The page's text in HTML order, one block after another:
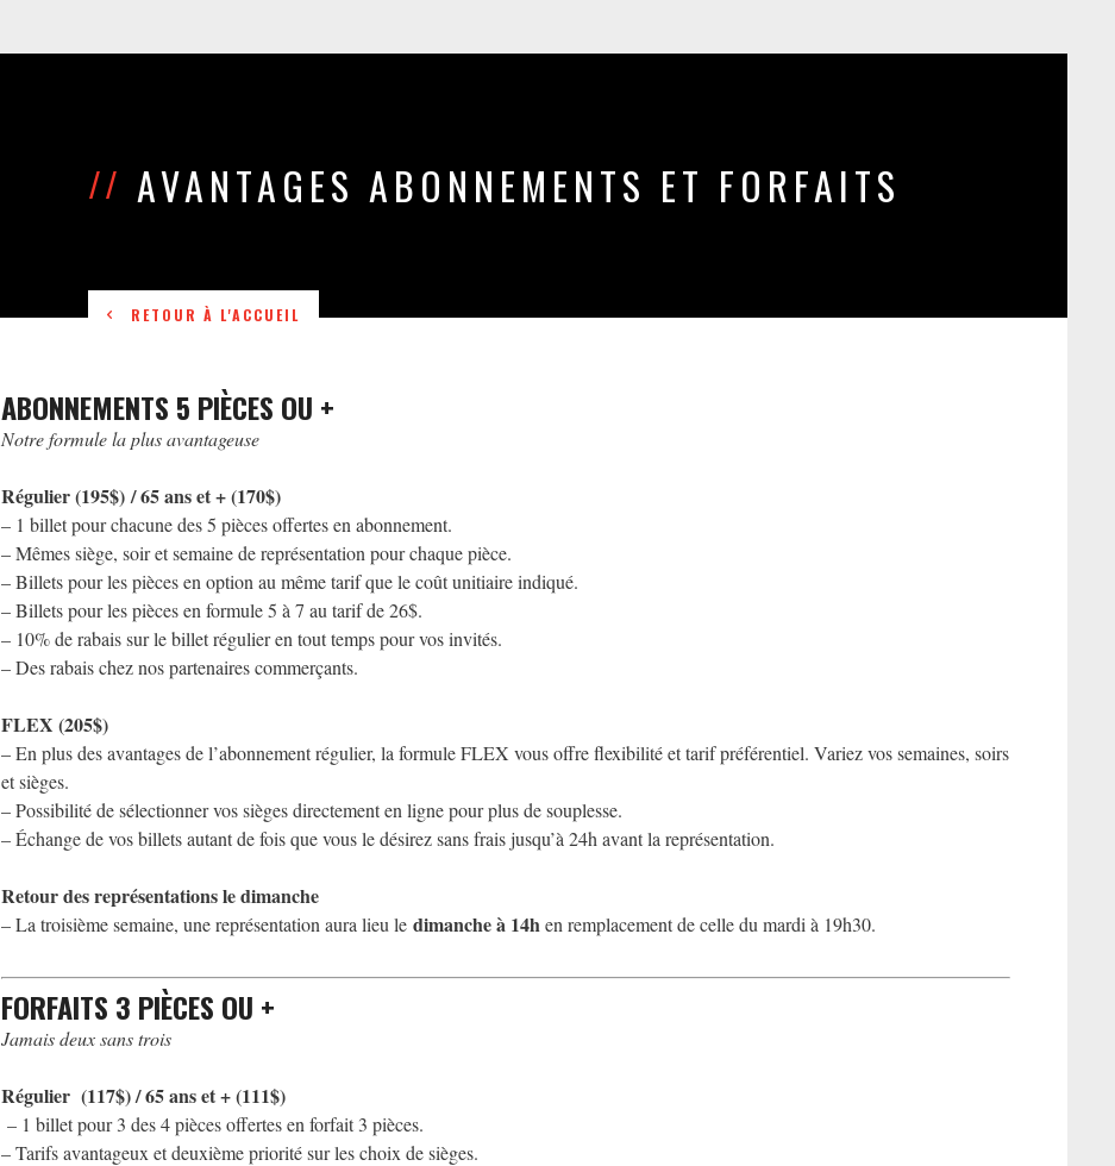
RETOUR À L'ACCUEIL
// AVANTAGES ABONNEMENTS ET FORFAITS
ABONNEMENTS 5 PIÈCES OU +
Notre formule la plus avantageuse
Régulier (195$)/65 ans et + (170$)
– 1 billet pour chacune des 5 pièces offertes en abonnement.
– Mêmes siège, soir et semaine de représentation pour chaque pièce.
– Billets pour les pièces en option au même tarif que le coût unitiaire indiqué.
– Billets pour les pièces en formule 5 à 7 au tarif de 26$.
– 10% de rabais sur le billet régulier en tout temps pour vos invités.
– Des rabais chez nos partenaires commerçants.
FLEX (205$)
– En plus des avantages de l’abonnement régulier, la formule FLEX vous offre flexibilité et tarif préférentiel. Variez vos semaines, soirs
et sièges.
– Possibilité de sélectionner vos sièges directement en ligne pour plus de souplesse.
– Échange de vos billets autant de fois que vous le désirez sans frais jusqu’à 24h avant la représentation.
​Retour des représentations le dimanche
– La troisième semaine, une représentation aura lieu le dimanche à 14hen remplacement de celle du mardi à 19h30.
FORFAITS 3 PIÈCES OU +
Jamais deux sans trois
Régulier (117$) /65 ans et + (111$)
– 1 billet pour 3 des 4 pièces offertes en forfait 3 pièces.
– Tarifs avantageux et deuxième priorité sur les choix de sièges.